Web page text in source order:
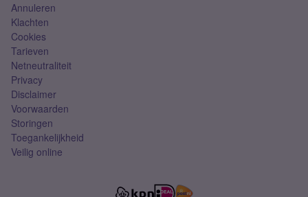
Annuleren
Klachten
Cookies
Tarieven
Netneutraliteit
Privacy
Disclaimer
Voorwaarden
Storingen
Toegankelijkheid
Veilig online